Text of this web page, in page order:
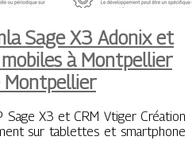
Sage X3 Adonix et
à Montpellier
Montpellier
Sage X3 et CRM Vtiger Création
sur tablettes et smartphone